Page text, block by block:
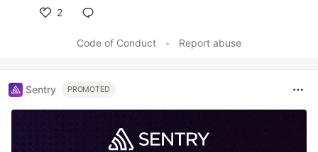
2
Code of Conduct
• Report abuse
Sentry PROMOTED